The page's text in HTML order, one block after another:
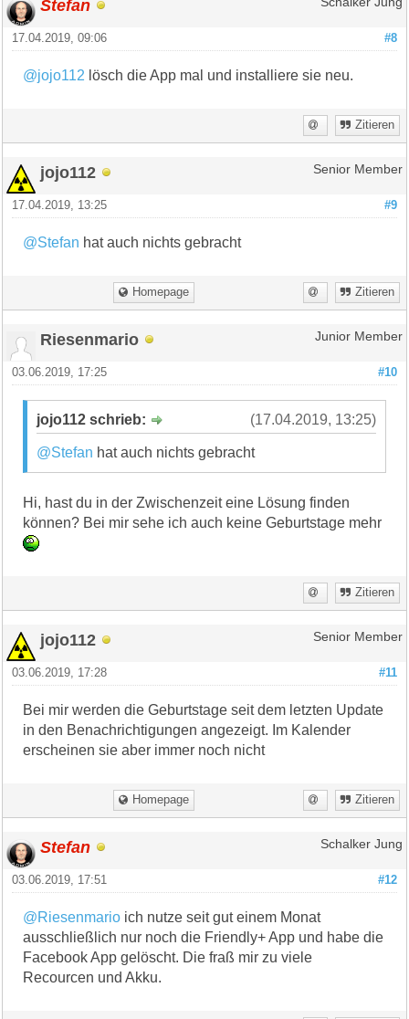
Stefan
#8
17.04.2019, 09:06
@jojo112 lösch die App mal und installiere sie neu.
Zitieren
jojo112 Senior Member
#9
17.04.2019, 13:25
@Stefan hat auch nichts gebracht
Homepage Zitieren
Riesenmario Junior Member
#10
03.06.2019, 17:25
(17.04.2019, 13:25)
jojo112 schrieb:
@Stefan hat auch nichts gebracht
Hi, hast du in der Zwischenzeit eine Lösung finden
können? Bei mir sehe ich auch keine Geburtstage mehr
Zitieren
jojo112 Senior Member
#11
03.06.2019, 17:28
Bei mir werden die Geburtstage seit dem letzten Update
in den Benachrichtigungen angezeigt. Im Kalender
erscheinen sie aber immer noch nicht
Homepage Zitieren
Stefan Schalker Jung
#12
03.06.2019, 17:51
@Riesenmario ich nutze seit gut einem Monat
ausschließlich nur noch die Friendly+ App und habe die
Facebook App gelöscht. Die fraß mir zu viele
Recourcen und Akku.